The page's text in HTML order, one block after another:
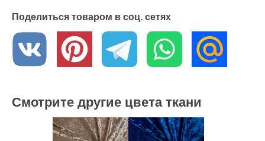
удовольствием вам помогут
Поделиться товаром в соц. сетях
Смотрите другие цвета ткани